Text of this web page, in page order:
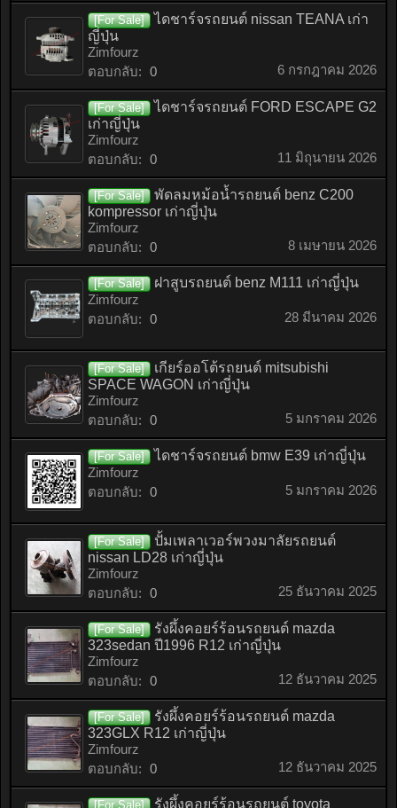
[For Sale]
ไดชาร์จรถยนต์ nissan TEANA เก่า
ญี่ปุ่น
Zimfourz
ตอบกลับ: 0 6 กรกฎาคม 2026
[For Sale]
ไดชาร์จรถยนต์ FORD ESCAPE G2
เก่าญี่ปุ่น
Zimfourz
ตอบกลับ: 0 11 มิถุนายน 2026
[For Sale]
พัดลมหม้อน้ำรถยนต์ benz C200
kompressor เก่าญี่ปุ่น
Zimfourz
ตอบกลับ: 0 8 เมษายน 2026
[For Sale]
ฝาสูบรถยนต์ benz M111 เก่าญี่ปุ่น
Zimfourz
ตอบกลับ: 0 28 มีนาคม 2026
[For Sale]
เกียร์ออโต้รถยนต์ mitsubishi
SPACE WAGON เก่าญี่ปุ่น
Zimfourz
ตอบกลับ: 0 5 มกราคม 2026
[For Sale]
ไดชาร์จรถยนต์ bmw E39 เก่าญี่ปุ่น
Zimfourz
ตอบกลับ: 0 5 มกราคม 2026
[For Sale]
ปั้มเพลาเวอร์พวงมาลัยรถยนต์
nissan LD28 เก่าญี่ปุ่น
Zimfourz
ตอบกลับ: 0 25 ธันวาคม 2025
[For Sale]
รังผึ้งคอยร์ร้อนรถยนต์ mazda
323sedan ปี1996 R12 เก่าญี่ปุ่น
Zimfourz
ตอบกลับ: 0 12 ธันวาคม 2025
[For Sale]
รังผึ้งคอยร์ร้อนรถยนต์ mazda
323GLX R12 เก่าญี่ปุ่น
Zimfourz
ตอบกลับ: 0 12 ธันวาคม 2025
[For Sale] รังผึ้งคอยร์ร้อนรถยนต์ toyota